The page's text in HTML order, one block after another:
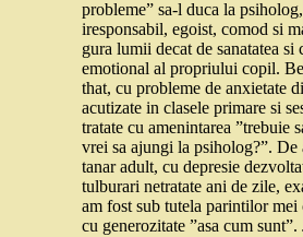
probleme” sa-l duca la
iresponsabil, egoist, comod si
gura lumii decat de sanatatea si
emotional al propriului copil.
that, cu probleme de anxietate
acutizate in clasele primare si
tratate cu amenintarea ”trebuie
vrei sa ajungi la psiholog?”. De
tanar adult, cu depresie
tulburari netratate ani de zile,
am fost sub tutela parintilor mei
cu generozitate ”asa cum